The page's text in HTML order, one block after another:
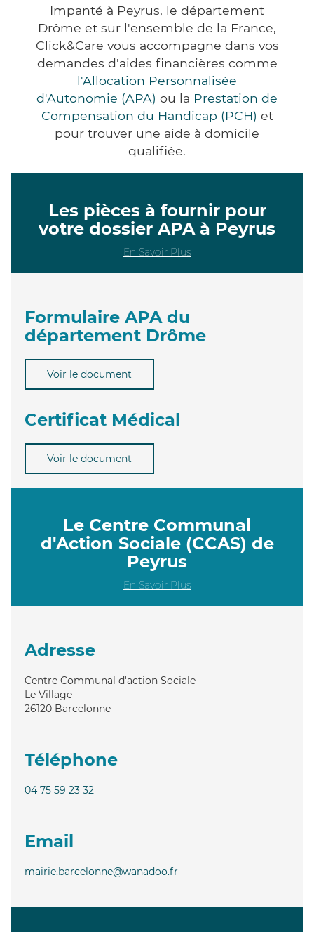
Impanté à Peyrus, le département
Drôme et sur l'ensemble de la France,
Click&Care vous accompagne dans vos
demandes d'aides financières comme
l'Allocation Personnalisée
d'Autonomie (APA) ou la Prestation de
Compensation du Handicap (PCH) et
pour trouver une aide à domicile
qualifiée.
Les pièces à fournir pour
votre dossier APA à Peyrus
En Savoir Plus
Formulaire APA du
département Drôme
Voir le document
Certificat Médical
Voir le document
Le Centre Communal
d'Action Sociale (CCAS) de
Peyrus
En Savoir Plus
Adresse
Centre Communal d'action Sociale
Le Village
26120 Barcelonne
Téléphone
04 75 59 23 32
Email
mairie.barcelonne@wanadoo.fr